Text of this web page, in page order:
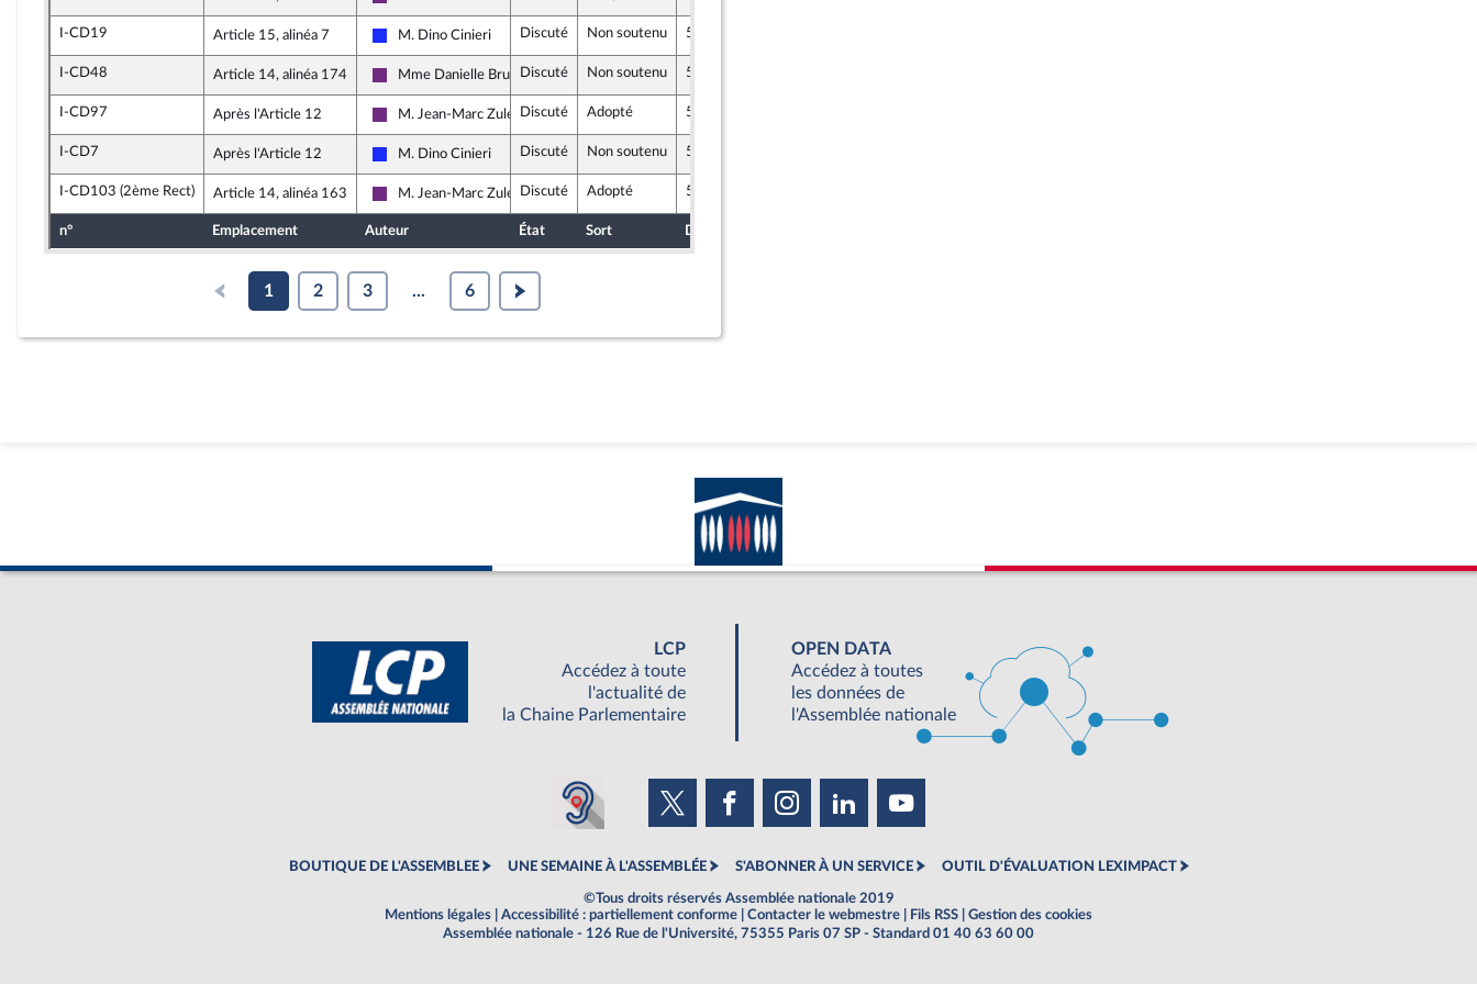
La République en Marche
I-CD19 Article 15, alinéa 7
Les Républicains
M. Dino Cinieri Discuté Non soutenu 5 octobre 2020
I-CD48 Article 14, alinéa 174
La République en Marche
Mme Danielle BruleboisDiscuté Non soutenu 5 octobre 2020
I-CD97 Après l'Article 12
La République en Marche
M. Jean-Marc ZulesiDiscuté Adopté 5 octobre 2020
I-CD7 Après l'Article 12
Les Républicains
M. Dino Cinieri Discuté Non soutenu 5 octobre 2020
I-CD103 (2ème Rect) Article 14, alinéa 163
La République en Marche
M. Jean-Marc ZulesiDiscuté Adopté 5 octobre 2020
n° Emplacement Auteur État Sort Date d'examen
1 2 3 ... 6
LCP
Accédez à toute
l'actualité de
la Chaine Parlementaire
OPEN DATA
Accédez à toutes
les données de
l'Assemblée nationale
BOUTIQUE DE L'ASSEMBLEE UNE SEMAINE À L'ASSEMBLÉE S'ABONNER À UN SERVICE OUTIL D'ÉVALUATION LEXIMPACT
©Tous droits réservés Assemblée nationale 2019
Mentions légales
Accessibilité : partiellement conforme Contacter le webmestre Fils RSS
Gestion des cookies
Assemblée nationale - 126 Rue de l'Université, 75355 Paris 07 SP - Standard 01 40 63 60 00